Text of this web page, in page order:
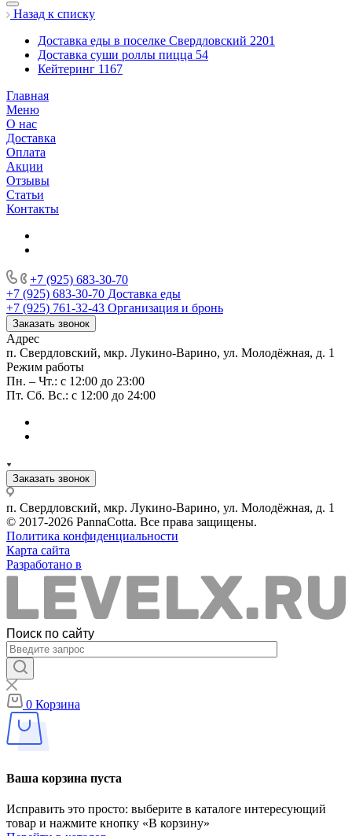
Назад к списку
Доставка еды в поселке Свердловский 2201
Доставка суши роллы пицца 54
Кейтеринг 1167
Главная
Меню
О нас
Доставка
Оплата
Акции
Отзывы
Статьи
Контакты
+7 (925) 683-30-70
+7 (925) 683-30-70 Доставка еды
+7 (925) 761-32-43 Организация и бронь
Заказать звонок
Адрес
п. Свердловский, мкр. Лукино-Варино, ул. Молодёжная, д. 1
Режим работы
Пн. – Чт.: с 12:00 до 23:00
Пт. Сб. Вс.: с 12:00 до 24:00
Заказать звонок
п. Свердловский, мкр. Лукино-Варино, ул. Молодёжная, д. 1
© 2017-2026 PannaCotta. Все права защищены.
Политика конфиденциальности
Карта сайта
Разработано в
Поиск по сайту
0 Корзина
Ваша корзина пуста
Исправить это просто: выберите в каталоге интересующий
товар и нажмите кнопку «В корзину»